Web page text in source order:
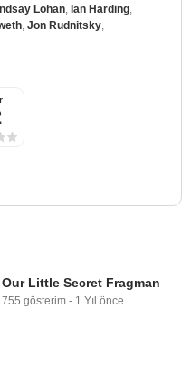
Lohan Ian Harding
Jon Rudnitsky
Our Little Secret Fragman
755 gösterim - 1 Yıl önce